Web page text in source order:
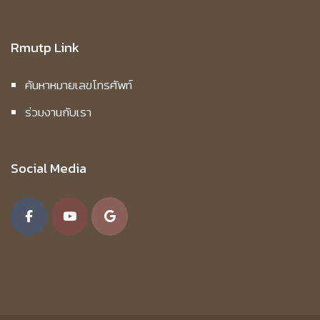
Rmutp Link
ค้นหาหมายเลขโทรศัพท์
ร่วมงานกับเรา
Social Media